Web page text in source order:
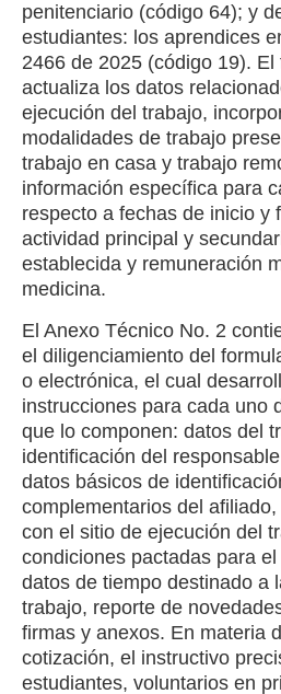
penitenciario (código 64); y
estudiantes: los aprendices
2466 de 2025 (código 19).
actualiza los datos
ejecución del trabajo,
modalidades de trabajo
trabajo en casa y trabajo
información específica para
respecto a fechas de inicio y
actividad principal y
establecida y remuneración
medicina.
El Anexo Técnico No. 2
el diligenciamiento del
o electrónica, el cual
instrucciones para cada uno
que lo componen: datos del
identificación del
datos básicos de
complementarios del
con el sitio de ejecución del
condiciones pactadas para
datos de tiempo destinado a
trabajo, reporte de
firmas y anexos. En materia
cotización, el instructivo
estudiantes, voluntarios en